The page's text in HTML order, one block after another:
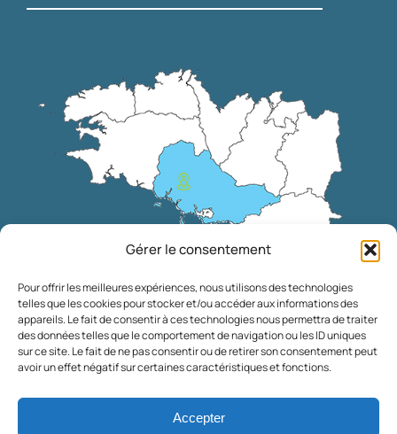
Gérer le consentement
Pour offrir les meilleures expériences, nous utilisons des technologies
telles que les cookies pour stocker et/ou accéder aux informations des
appareils. Le fait de consentir à ces technologies nous permettra de traiter
des données telles que le comportement de navigation ou les ID uniques
sur ce site. Le fait de ne pas consentir ou de retirer son consentement peut
avoir un effet négatif sur certaines caractéristiques et fonctions.
Accepter